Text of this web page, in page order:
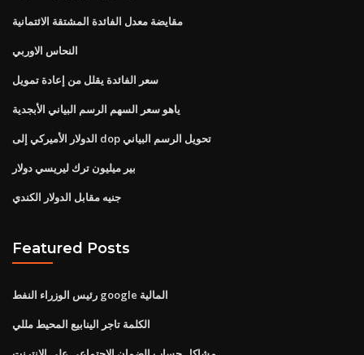
مقايضة معدل الفائدة المشتقة الائتمانية
النحاس الاوربي
سعر الفائدة يقلل من إعادة تمويل
ياهو سعر السهم الرسم البياني الأبجدية
الدولار الأميركي إلى dop تحويل الرسم البياني
بير ميليون ترك ليريسي دولار
جنيه مقابل الدولار الكندي
Featured Posts
رئيس الوزراء النفط google المالية
الكلمة تاجر الينابيع المحيط مللي